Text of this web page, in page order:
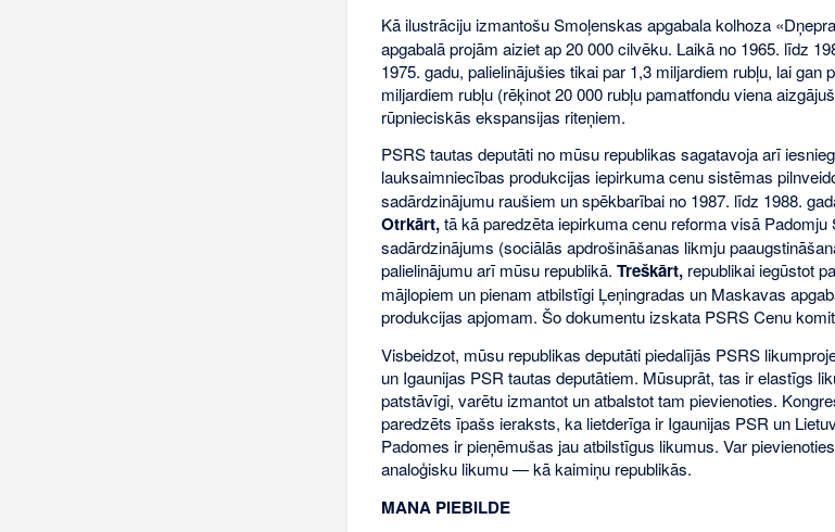
Kā ilustrāciju izmantošu Smoļenskas apgabala kolhoza
apgabalā projām aiziet ap 20 000 cilvēku. Laikā no 1965. līdz
1975. gadu, palielinājušies tikai par 1,3 miljardiem rubļu, lai
miljardiem rubļu (rēķinot 20 000 rubļu pamatfondu viena
rūpnieciskās ekspansijas riteņiem.
PSRS tautas deputāti no mūsu republikas sagatavoja arī
lauksaimniecības produkcijas iepirkuma cenu sistēmas
sadārdzinājumu raušiem un spēkbarībai no 1987. līdz 1988.
Otrkārt,tā kā paredzēta iepirkuma cenu reforma visā
sadārdzinājums (sociālās apdrošināšanas likmju
palielinājumu arī mūsu republikā. Treškārt,republikai iegūstot
mājlopiem un pienam atbilstīgi Ļeņingradas un Maskavas
produkcijas apjomam. Šo dokumentu izskata PSRS Cenu
Visbeidzot, mūsu republikas deputāti piedalījās PSRS
un Igaunijas PSR tautas deputātiem. Mūsuprāt, tas ir elastīgs
patstāvīgi, varētu izmantot un atbalstot tam pievienoties.
paredzēts īpašs ieraksts, ka lietderīga ir Igaunijas PSR un
Padomes ir pieņēmušas jau atbilstīgus likumus. Var
analoģisku likumu — kā kaimiņu republikās.
MANA PIEBILDE